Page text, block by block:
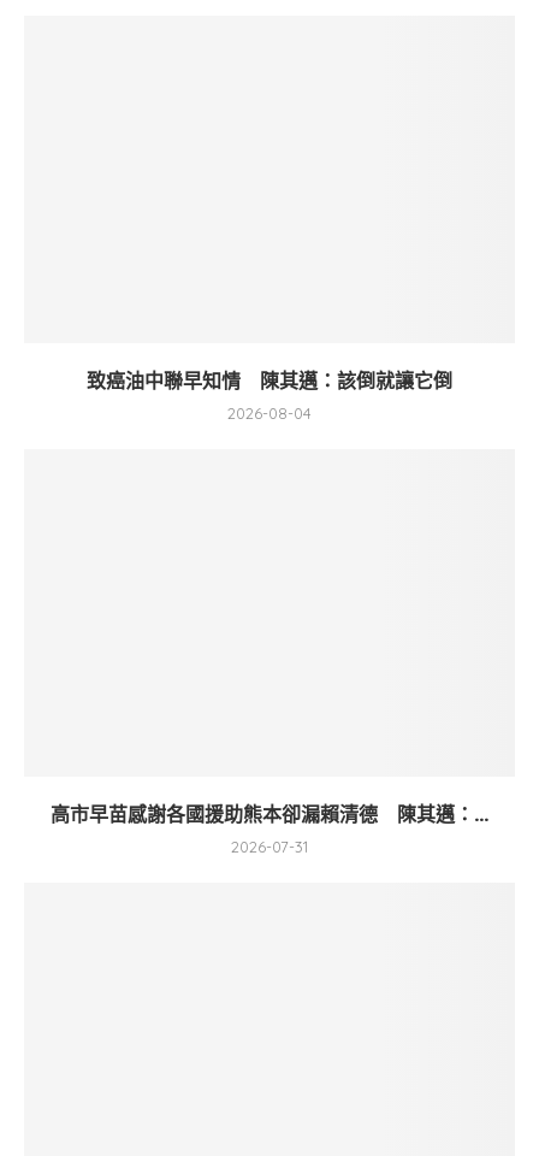
致癌油中聯早知情 陳其邁：該倒就讓它倒
2026-08-04
高市早苗感謝各國援助熊本卻漏賴清德 陳其邁：...
2026-07-31